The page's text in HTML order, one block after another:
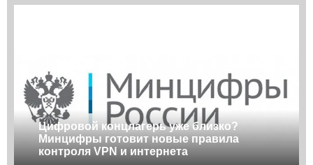
Цифровой концлагерь уже близко?
Минцифры готовит новые правила
контроля VPN и интернета